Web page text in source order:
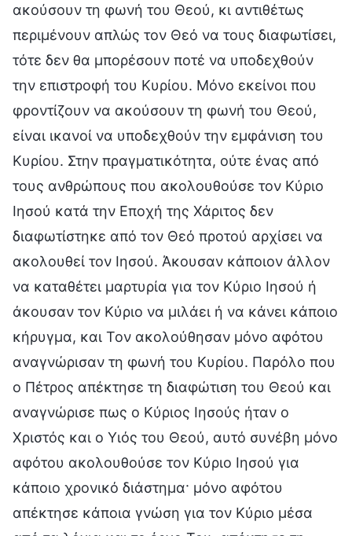
ακούσουν τη φωνή του Θεού, κι αντιθέτως
περιμένουν απλώς τον Θεό να τους διαφωτίσει,
τότε δεν θα μπορέσουν ποτέ να υποδεχθούν
την επιστροφή του Κυρίου. Μόνο εκείνοι που
φροντίζουν να ακούσουν τη φωνή του Θεού,
είναι ικανοί να υποδεχθούν την εμφάνιση του
Κυρίου. Στην πραγματικότητα, ούτε ένας από
τους ανθρώπους που ακολουθούσε τον Κύριο
Ιησού κατά την Εποχή της Χάριτος δεν
διαφωτίστηκε από τον Θεό προτού αρχίσει να
ακολουθεί τον Ιησού. Άκουσαν κάποιον άλλον
να καταθέτει μαρτυρία για τον Κύριο Ιησού ή
άκουσαν τον Κύριο να μιλάει ή να κάνει κάποιο
κήρυγμα, και Τον ακολούθησαν μόνο αφότου
αναγνώρισαν τη φωνή του Κυρίου. Παρόλο που
ο Πέτρος απέκτησε τη διαφώτιση του Θεού και
αναγνώρισε πως ο Κύριος Ιησούς ήταν ο
Χριστός και ο Υιός του Θεού, αυτό συνέβη μόνο
αφότου ακολουθούσε τον Κύριο Ιησού για
κάποιο χρονικό διάστημα· μόνο αφότου
απέκτησε κάποια γνώση για τον Κύριο μέσα